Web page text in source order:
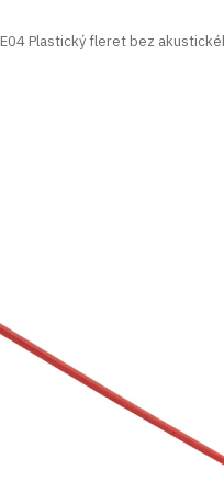
E04 Plastický fleret bez